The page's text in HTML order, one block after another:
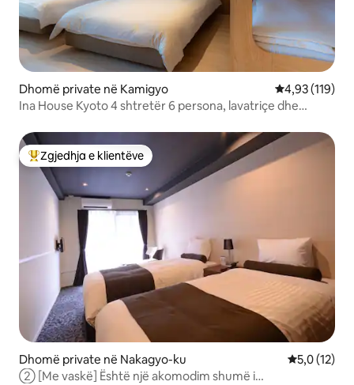
Dhomë private në Kamigyo Vlerësimi
4,93 (119)
Ina House Kyoto 4 shtretër 6 persona, lavatriçe dhe
stacioni i autobusit 3 minuta
Më të mirat e zgjedhjeve të klientëve
Zgjedhja e klientëve
Dhomë private në Nakagyo-ku Vlerësimi
5,0 (12)
② [Me vaskë] Është një akomodim shumë i